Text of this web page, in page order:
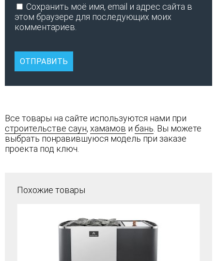
Сохранить моё имя, email и адрес сайта в
этом браузере для последующих моих
комментариев.
Все товары на сайте используются нами при
строительстве саун, хамамов и бань . Вы можете
выбрать понравившуюся модель при заказе
проекта под ключ.
Похожие товары